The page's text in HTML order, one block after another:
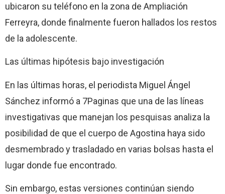
ubicaron su teléfono en la zona de Ampliación
Ferreyra, donde finalmente fueron hallados los restos
de la adolescente.
Las últimas hipótesis bajo investigación
En las últimas horas, el periodista Miguel Ángel
Sánchez informó a 7Paginas que una de las líneas
investigativas que manejan los pesquisas analiza la
posibilidad de que el cuerpo de Agostina haya sido
desmembrado y trasladado en varias bolsas hasta el
lugar donde fue encontrado.
Sin embargo, estas versiones continúan siendo